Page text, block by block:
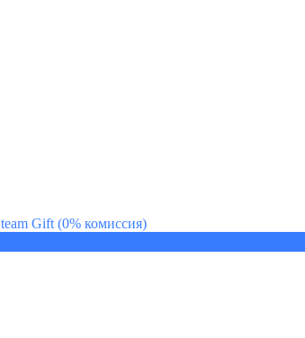
Gift (0% комиссия)